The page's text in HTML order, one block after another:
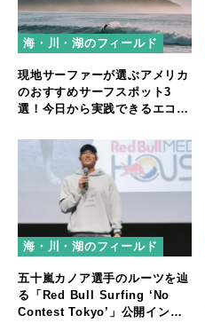
海・川・湖のフィールド
現地サーファーが選ぶアメリカ
のおすすめサーフスポット3
選！今日から実践できるエコサ
海・川・湖のフィールド
五十嵐カノア選手のルーツを辿
る「Red Bull Surfing ‘No
Contest Tokyo’」公開インタ